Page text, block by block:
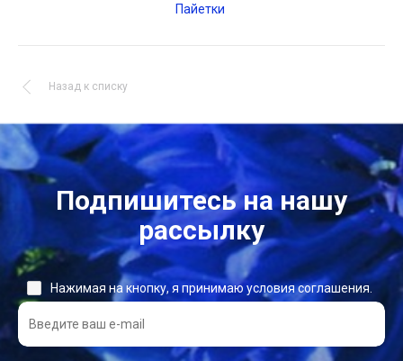
Пайетки
Назад к списку
Подпишитесь на нашу
рассылку
Нажимая на кнопку, я принимаю условия соглашения.